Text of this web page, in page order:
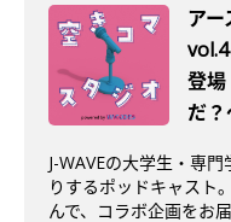
ア
登
だ
J-WAVEの大学生・専
りするポッドキャスト
んで、コラボ企画をお